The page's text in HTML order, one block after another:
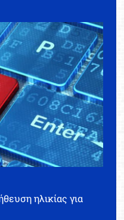
ηλικίας για